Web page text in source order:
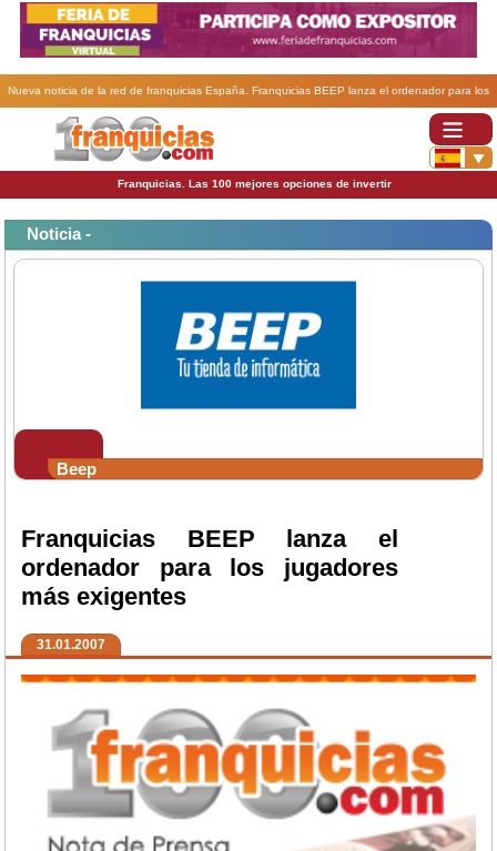
Nueva noticia de la red de franquicias España. Franquicias BEEP lanza el ordenador para los
jugadores más exigentes.
Franquicias. Las 100 mejores opciones de invertir
Noticia -
Beep
Franquicias BEEP lanza el
ordenador para los jugadores
más exigentes
31.01.2007